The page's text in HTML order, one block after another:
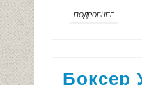
ПОДРОБНЕЕ
Боксер